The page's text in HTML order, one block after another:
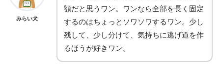
みらい犬
額だと思うワン。ワンなら全部を長く固定
するのはちょっとソワソワするワン。少し
残して、少し分けて、気持ちに逃げ道を作
るほうが好きワン。